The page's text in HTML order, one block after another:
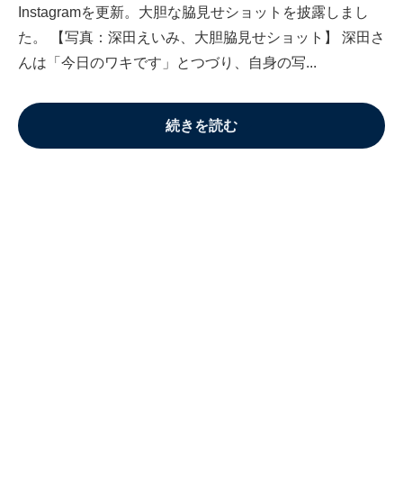
Instagramを更新。大胆な脇見せショットを披露しまし
た。 【写真：深田えいみ、大胆脇見せショット】 深田さ
んは「今日のワキです」とつづり、自身の写...
続きを読む